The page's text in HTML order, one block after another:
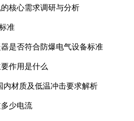
核心需求调研与分析
准
是否符合防爆电气设备标准
作用是什么
内材质及低温冲击要求解析
少电流